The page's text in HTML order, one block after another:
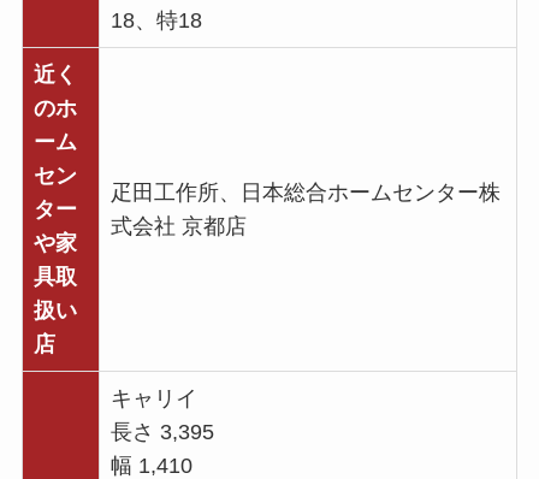
18、特18
近く
のホ
ーム
セン
ター
や家
具取
扱い
店
疋田工作所、日本総合ホームセンター株
式会社 京都店
キャリイ
長さ 3,395
幅 1,410